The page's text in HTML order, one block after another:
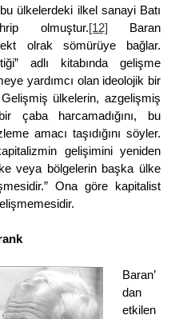
ülkelerdeki ilkel sanayi Batı
olmuştur.[12] Baran
olrak sömürüye bağlar.
adlı kitabında gelişme
yardımcı olan ideolojik bir
ülkelerin, azgelişmiş
çaba harcamadığını, bu
amacı taşıdığını söyler.
gelişimini yeniden
veya bölgelerin başka ülke
Ona göre kapitalist
Baran’
dan
etkilen